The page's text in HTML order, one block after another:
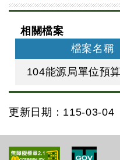
相關檔案
檔案名稱
104能源局單位預算
更新日期：115-03-04